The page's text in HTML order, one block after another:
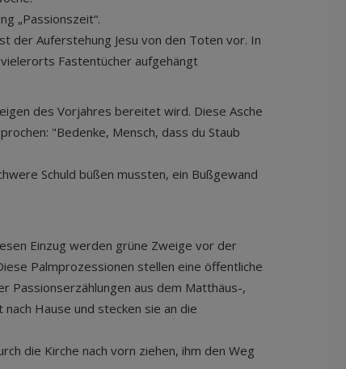
„Passionszeit“.
der Auferstehung Jesu von den Toten vor. In
Fastentücher aufgehängt
des Vorjahres bereitet wird. Diese Asche
"Bedenke, Mensch, dass du Staub
Schuld büßen mussten, ein Bußgewand
Einzug werden grüne Zweige vor der
Palmprozessionen stellen eine öffentliche
Passionserzählungen aus dem Matthäus-,
Hause und stecken sie an die
die Kirche nach vorn ziehen, ihm den Weg